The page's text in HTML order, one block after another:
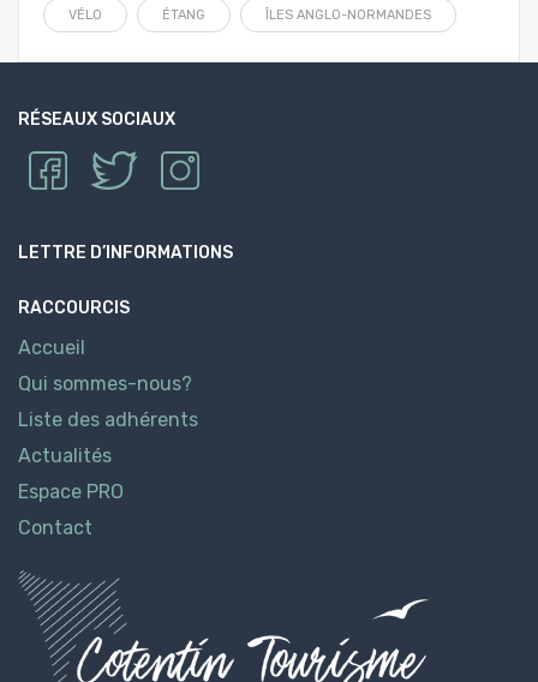
VÉLO ÉTANG ÎLES ANGLO-NORMANDES
RÉSEAUX SOCIAUX
LETTRE D’INFORMATIONS
RACCOURCIS
Accueil
Qui sommes-nous?
Liste des adhérents
Actualités
Espace PRO
Contact